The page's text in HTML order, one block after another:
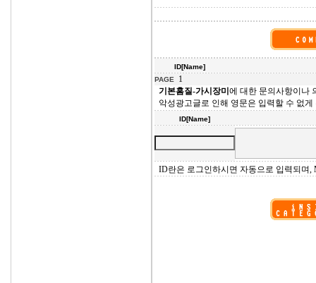
ID[Name]
PAGE
1
기본홈질-가시장미 에 대한 문의사항이나
악성광고글로 인해 영문은 입력할 수 없
ID[Name]
ID란은 로그인하시면 자동으로 입력되며